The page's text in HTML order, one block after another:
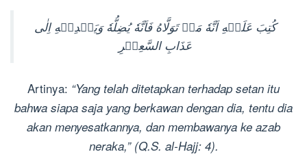
كُتِبَ عَلَيۡهِ اَنَّهٗ مَنۡ تَوَلَّاهُ فَاَنَّهٗ يُضِلُّهٗ وَيَهۡدِيۡهِ اِلٰى
عَذَابِ السَّعِيۡرِ
Artinya: “Yang telah ditetapkan terhadap setan itu
bahwa siapa saja yang berkawan dengan dia, tentu dia
akan menyesatkannya, dan membawanya ke azab
neraka,” (Q.S. al-Hajj: 4).